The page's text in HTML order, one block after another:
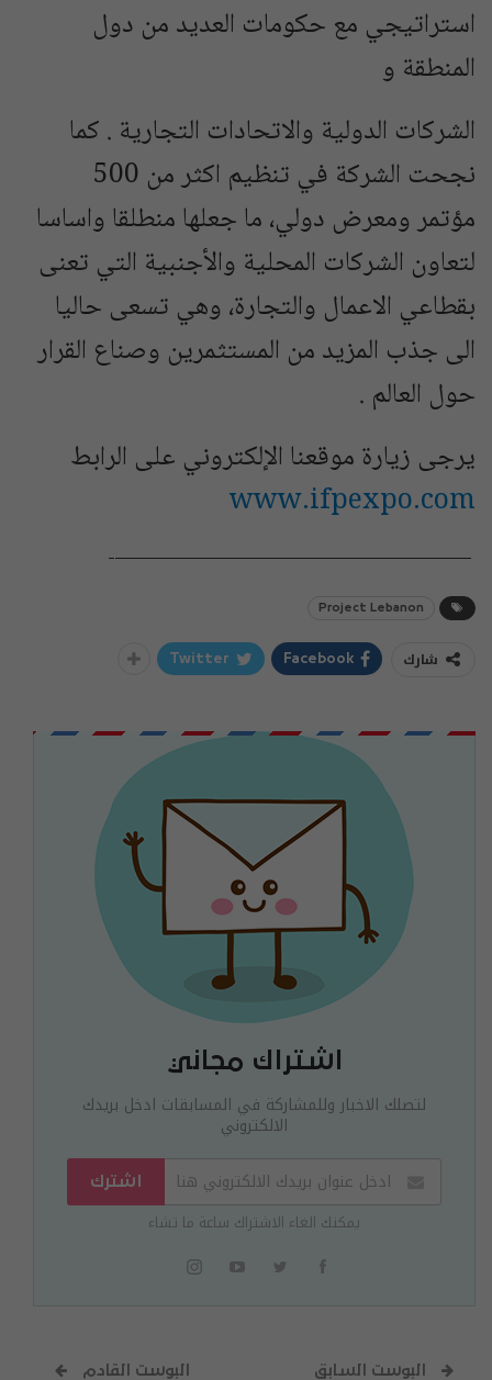
استراتيجي مع حكومات العديد من دول
المنطقة و
الشركات الدولية والاتحادات التجارية . كما
نجحت الشركة في تنظيم اكثر من 500
مؤتمر ومعرض دولي، ما جعلها منطلقا واساسا
لتعاون الشركات المحلية والأجنبية التي تعنى
بقطاعي الاعمال والتجارة، وهي تسعى حاليا
الى جذب المزيد من المستثمرين وصناع القرار
حول العالم .
يرجى زيارة موقعنا الإلكتروني على الرابط
www.ifpexpo.com
——————————————————-
Project Lebanon
شارك Facebook
Twitter
اشتراك مجاني
لتصلك الاخبار وللمشاركة في المسابقات ادخل بريدك
الالكتروني
اشترك
يمكنك الغاء الاشتراك ساعة ما تشاء
البوست السابق البوست القادم